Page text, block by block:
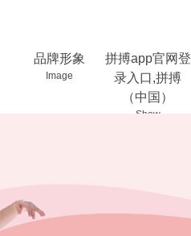
品牌形象
Image
拼搏app官网登
录入口,拼搏
（中国）
Show